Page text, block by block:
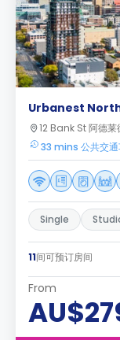
Urbanest
12 Bank St 阿德
33 mins 公共交
Single
11间可预订房间
From